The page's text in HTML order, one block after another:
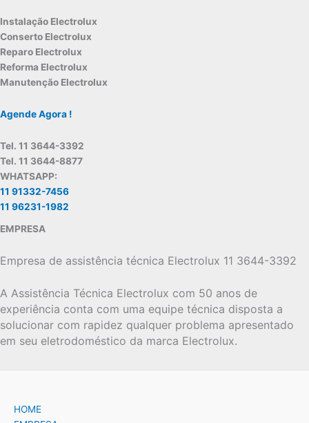
Instalação Electrolux
Conserto Electrolux
Reparo Electrolux
Reforma Electrolux
Manutenção Electrolux
Agende Agora !
Tel. 11 3644-3392
Tel. 11 3644-8877
WHATSAPP:
11 91332-7456
11 96231-1982
EMPRESA
Empresa de assistência técnica Electrolux 11 3644-3392
A Assistência Técnica Electrolux com 50 anos de
experiência conta com uma equipe técnica disposta a
solucionar com rapidez qualquer problema apresentado
em seu eletrodoméstico da marca Electrolux.
HOME